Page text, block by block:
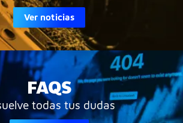
Ver noticias
FAQS
todas tus dudas